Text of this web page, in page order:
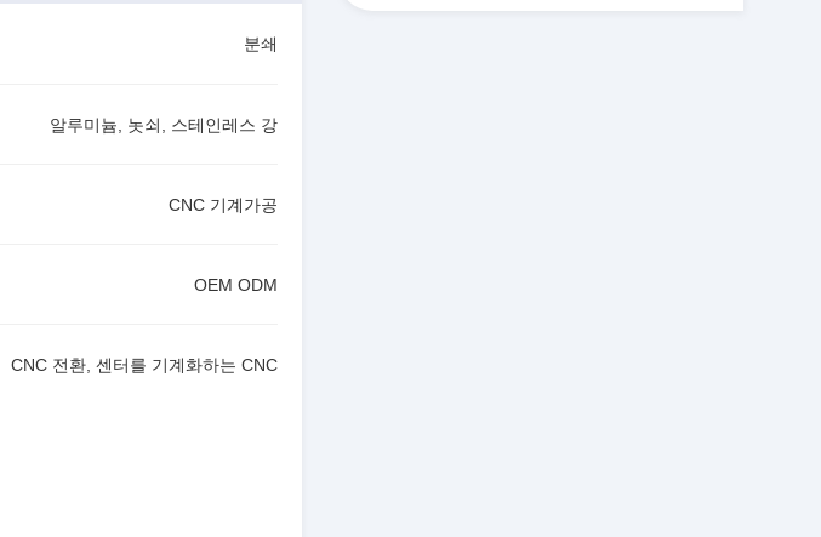
분쇄
알루미늄, 놋쇠, 스테인레스 강
CNC 기계가공
OEM ODM
CNC 전환, 센터를 기계화하는 CNC